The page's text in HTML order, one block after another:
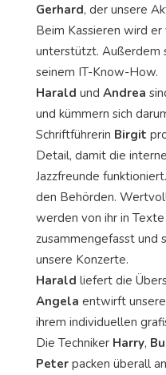
Gerhard, der unsere
Beim Kassieren wird er
unterstützt. Außerdem
seinem IT-Know-How.
Harald und Andrea
und kümmern sich
Schriftführerin Birgit
Detail, damit die
Jazzfreunde
den Behörden.
werden von ihr in
zusammengefasst und
unsere Konzerte.
Harald liefert die
Angela entwirft
ihrem individuellen
Die Techniker Harry,
Peter packen überall